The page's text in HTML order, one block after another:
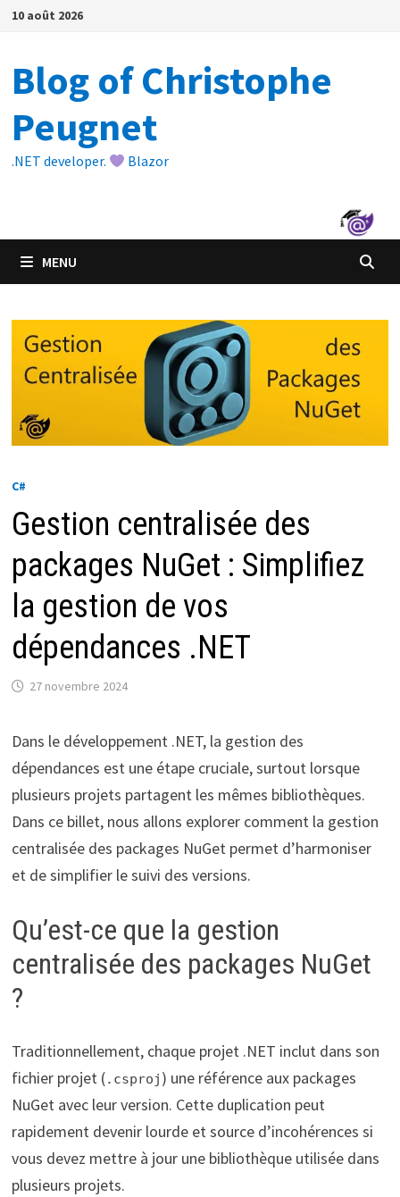
Passer
10 août 2026
Blog of Christophe
Peugnet
.NET developer. Blazor
MENU
C#
Gestion centralisée des
packages NuGet : Simplifiez
la gestion de vos
dépendances .NET
27 novembre 2024
Dans le développement .NET, la gestion des
dépendances est une étape cruciale, surtout lorsque
plusieurs projets partagent les mêmes bibliothèques.
Dans ce billet, nous allons explorer comment la gestion
centralisée des packages NuGet permet d’harmoniser
et de simplifier le suivi des versions.
Qu’est-ce que la gestion
centralisée des packages NuGet
?
Traditionnellement, chaque projet .NET inclut dans son
fichier projet (.csproj ) une référence aux packages
NuGet avec leur version. Cette duplication peut
rapidement devenir lourde et source d’incohérences si
vous devez mettre à jour une bibliothèque utilisée dans
plusieurs projets.